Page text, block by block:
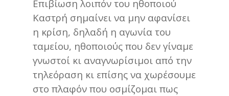
Επιβίωση λοιπόν του ηθοποιού
Καστρή σημαίνει να μην αφανίσει
η κρίση, δηλαδή η αγωνία του
ταμείου, ηθοποιούς που δεν γίναμε
γνωστοί κι αναγνωρίσιμοι από την
τηλεόραση κι επίσης να χωρέσουμε
στο πλαφόν που οσμίζομαι πως